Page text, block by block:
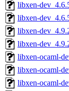
libxen-
libxen-
libxen-
libxen-
libxen-ocaml-
libxen-ocaml-
libxen-ocaml-